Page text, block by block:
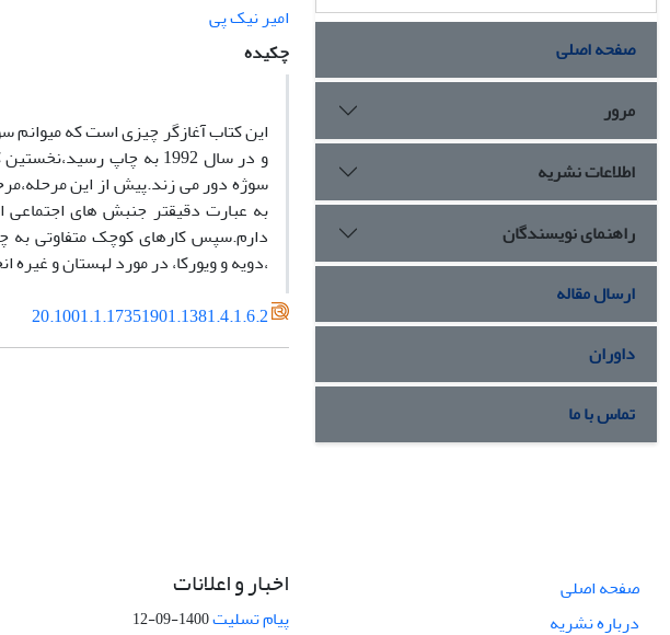
امیر نیک پی
چکیده
و در سال 1992 به چاپ
سوژه دور می زند.پیش از این
دارم.سپس کارهای کوچک متفاوتی به
،دویه و ویورکا، در مورد لهستان و غیره
20.1001.1.17351901.1381.4.1.6.2
صفحه اصلی
مرور
اطلاعات نشریه
راهنمای نویسندگان
ارسال مقاله
داوران
تماس با ما
صفحه اصلی
درباره نشریه
اخبار و اعلانات
پیام تسلیت1400-09-12